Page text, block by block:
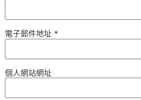
電子郵件地址 *
個人網站網址